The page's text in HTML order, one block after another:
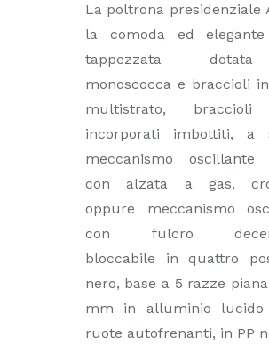
La poltrona presidenziale
la comoda ed elegante
tappezzata
monoscocca e braccioli
multistrato, braccioli
incorporati imbottiti, a
meccanismo oscillante
con alzata a gas,
oppure meccanismo
con fulcro
bloccabile in quattro
nero, base a 5 razze
mm in alluminio
ruote autofrenanti, in PP